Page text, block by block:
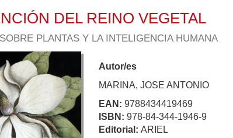
DEL REINO VEGETAL
PLANTAS Y LA INTELIGENCIA HUMANA
Autor/es
MARINA, JOSE ANTONIO
EAN: 9788434419469
ISBN: 978-84-344-1946-9
Editorial: ARIEL